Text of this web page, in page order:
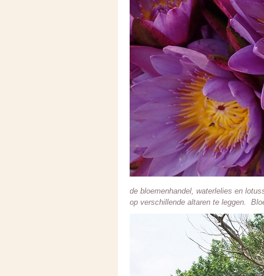
de bloemenhandel, waterlelies en
op verschillende altaren te leggen.